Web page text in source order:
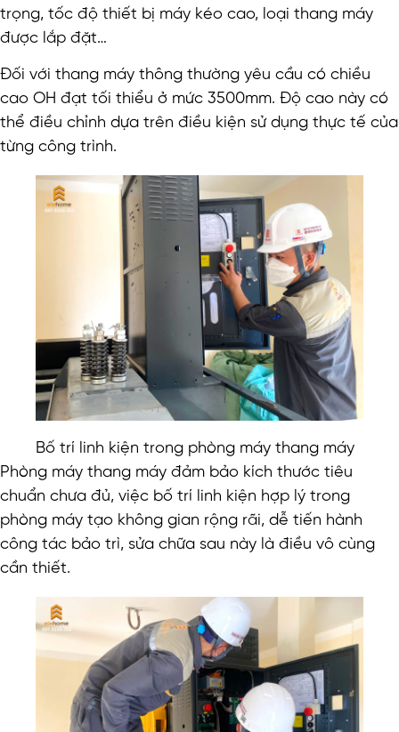
trọng, tốc độ thiết bị máy kéo cao, loại thang máy
được lắp đặt…
Đối với thang máy thông thường yêu cầu có chiều
cao OH đạt tối thiểu ở mức 3500mm. Độ cao này có
thể điều chỉnh dựa trên điều kiện sử dụng thực tế của
từng công trình.
Bố trí linh kiện trong phòng máy thang máy
Phòng máy thang máy đảm bảo kích thước tiêu
chuẩn chưa đủ, việc bố trí linh kiện hợp lý trong
phòng máy tạo không gian rộng rãi, dễ tiến hành
công tác bảo trì, sửa chữa sau này là điều vô cùng
cần thiết.